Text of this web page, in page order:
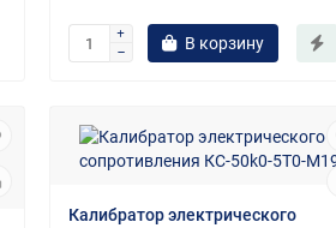
В корзину
Калибратор электрического